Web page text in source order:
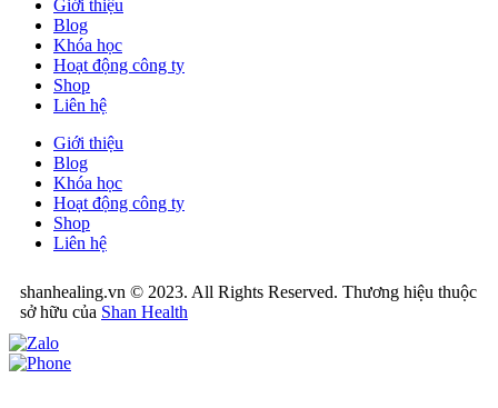
Giới thiệu
Blog
Khóa học
Hoạt động công ty
Shop
Liên hệ
Giới thiệu
Blog
Khóa học
Hoạt động công ty
Shop
Liên hệ
shanhealing.vn © 2023. All Rights Reserved. Thương hiệu thuộc
sở hữu của Shan Health